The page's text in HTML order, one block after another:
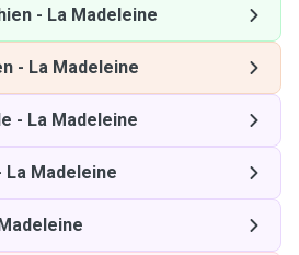
- La Madeleine
- La Madeleine
- La Madeleine
La Madeleine